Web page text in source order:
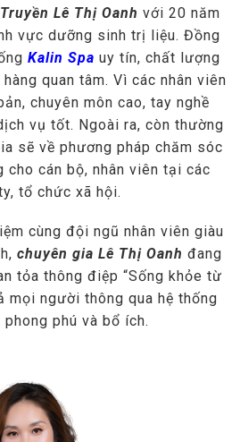
Lê Thị Oanh với 20 năm
vực dưỡng sinh trị liệu. Đồng
Kalin Spa uy tín, chất lượng
quan tâm. Vì các nhân viên
chuyên môn cao, tay nghề
vụ tốt. Ngoài ra, còn thường
sẽ về phương pháp chăm sóc
cho cán bộ, nhân viên tại các
tổ chức xã hội.
cùng đội ngũ nhân viên giàu
chuyên gia Lê Thị Oanh đang
tỏa thông điệp “Sống khỏe từ
mọi người thông qua hệ thống
phú và bổ ích.